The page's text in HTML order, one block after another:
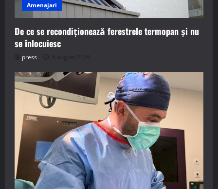
Amenajari
De ce se recondiționează ferestrele termopan și nu
se înlocuiesc
press 6 august 2026